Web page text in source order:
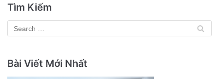
Tìm Kiếm
Bài Viết Mới Nhất